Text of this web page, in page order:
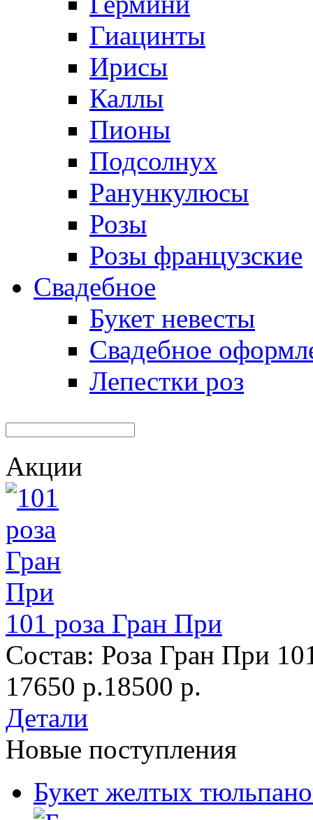
Гиацинты
Ирисы
Каллы
Пионы
Подсолнух
Ранункулюсы
Розы
Розы французские
Свадебное
Букет невесты
Свадебное
Лепестки роз
Акции
101 роза Гран При
Состав: Роза Гран При
17650 р.18500 р.
Детали
Новые поступления
Букет желтых